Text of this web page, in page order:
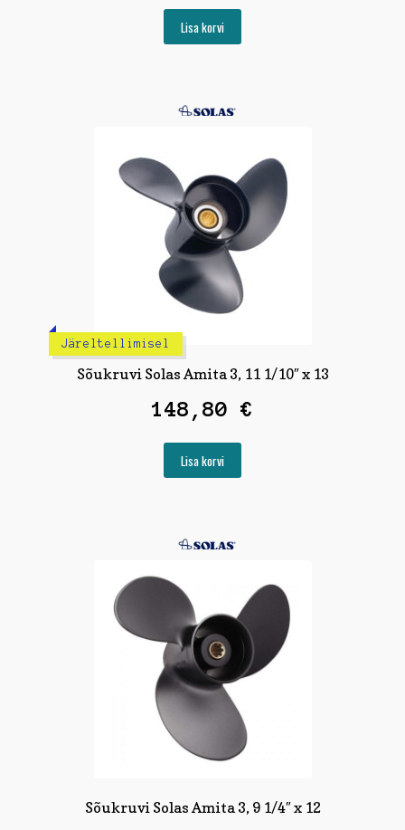
Lisa korvi
Järeltellimisel
Sõukruvi Solas Amita 3, 11 1/10″ x 13
148,80 €
Lisa korvi
Sõukruvi Solas Amita 3, 9 1/4″ x 12